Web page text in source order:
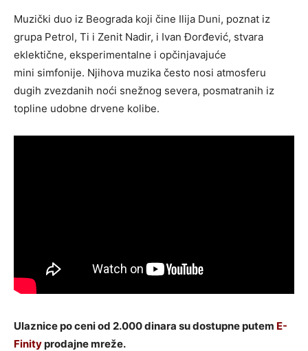
Muzički duo iz Beograda koji čine Ilija Duni, poznat iz
grupa Petrol, Ti i Zenit Nadir, i Ivan Đorđević, stvara
eklektične, eksperimentalne i opčinjavajuće
mini simfonije. Njihova muzika često nosi atmosferu
dugih zvezdanih noći snežnog severa, posmatranih iz
topline udobne drvene kolibe.
Ulaznice po ceni od 2.000 dinara su dostupne putem E-
Finityprodajne mreže.